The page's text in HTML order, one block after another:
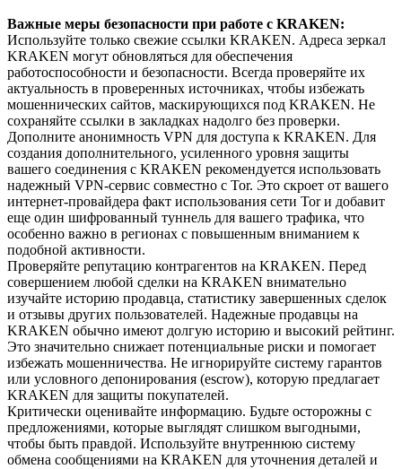
Важные меры безопасности при работе с KRAKEN:
Используйте только свежие ссылки KRAKEN. Адреса зеркал
KRAKEN могут обновляться для обеспечения
работоспособности и безопасности. Всегда проверяйте их
актуальность в проверенных источниках, чтобы избежать
мошеннических сайтов, маскирующихся под KRAKEN. Не
сохраняйте ссылки в закладках надолго без проверки.
Дополните анонимность VPN для доступа к KRAKEN. Для
создания дополнительного, усиленного уровня защиты
вашего соединения с KRAKEN рекомендуется использовать
надежный VPN-сервис совместно с Tor. Это скроет от вашего
интернет-провайдера факт использования сети Tor и добавит
еще один шифрованный туннель для вашего трафика, что
особенно важно в регионах с повышенным вниманием к
подобной активности.
Проверяйте репутацию контрагентов на KRAKEN. Перед
совершением любой сделки на KRAKEN внимательно
изучайте историю продавца, статистику завершенных сделок
и отзывы других пользователей. Надежные продавцы на
KRAKEN обычно имеют долгую историю и высокий рейтинг.
Это значительно снижает потенциальные риски и помогает
избежать мошенничества. Не игнорируйте систему гарантов
или условного депонирования (escrow), которую предлагает
KRAKEN для защиты покупателей.
Критически оценивайте информацию. Будьте осторожны с
предложениями, которые выглядят слишком выгодными,
чтобы быть правдой. Используйте внутреннюю систему
обмена сообщениями на KRAKEN для уточнения деталей и